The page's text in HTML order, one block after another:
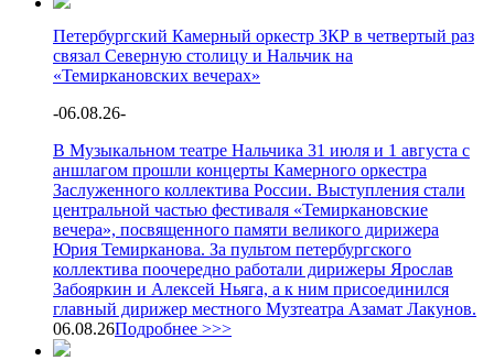
Петербургский Камерный оркестр ЗКР в четвертый раз
связал Северную столицу и Нальчик на
«Темиркановских вечерах»
-06.08.26-
В Музыкальном театре Нальчика 31 июля и 1 августа с
аншлагом прошли концерты Камерного оркестра
Заслуженного коллектива России. Выступления стали
центральной частью фестиваля «Темиркановские
вечера», посвященного памяти великого дирижера
Юрия Темирканова. За пультом петербургского
коллектива поочередно работали дирижеры Ярослав
Забояркин и Алексей Ньяга, а к ним присоединился
главный дирижер местного Музтеатра Азамат Лакунов.
06.08.26Подробнее >>>